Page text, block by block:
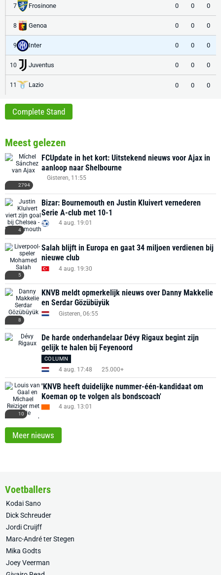
7 Frosinone 0 0 0
8 Genoa 0 0 0
9 Inter 0 0 0
10 Juventus 0 0 0
11 Lazio 0 0 0
Complete Stand
Meest gelezen
2794
FCUpdate in het kort: Uitstekend nieuws voor Ajax in
aanloop naar Shelbourne
Gisteren, 11:55
4
Bizar: Bournemouth en Justin Kluivert vernederen
Serie A-club met 10-1
4 aug. 19:01
5
Salah blijft in Europa en gaat 34 miljoen verdienen bij
nieuwe club
4 aug. 19:30
8
KNVB meldt opmerkelijk nieuws over Danny Makkelie
en Serdar Gözübüyük
Gisteren, 06:55
De harde onderhandelaar Dévy Rigaux begint zijn
gelijk te halen bij Feyenoord
COLUMN
4 aug. 17:48 25.000+
10
'KNVB heeft duidelijke nummer-één-kandidaat om
Koeman op te volgen als bondscoach'
4 aug. 13:01
Meer nieuws
Voetballers
Kodai Sano
Dick Schreuder
Jordi Cruijff
Marc-André ter Stegen
Mika Godts
Joey Veerman